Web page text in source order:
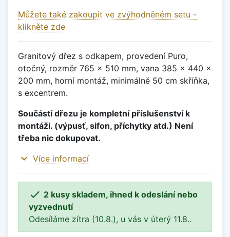
Můžete také zakoupit ve zvýhodněném setu -
klikněte zde
Granitový dřez s odkapem, provedení Puro,
otočný, rozměr 765 x 510 mm, vana 385 x 440 x
200 mm, horní montáž, minimálně 50 cm skříňka,
s excentrem.
Součástí dřezu je kompletní příslušenství k
montáži. (výpusť, sifon, příchytky atd.) Není
třeba nic dokupovat.
expand_more Více informací
 2 kusy skladem, ihned k odeslání nebo
vyzvednutí
Odesíláme zítra (10.8.), u vás v úterý 11.8..